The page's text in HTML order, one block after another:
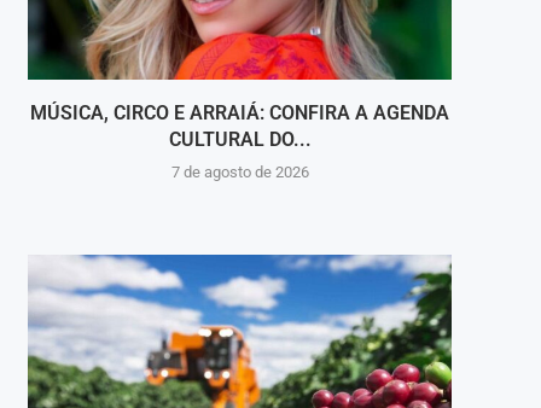
MÚSICA, CIRCO E ARRAIÁ: CONFIRA A AGENDA
CULTURAL DO...
7 de agosto de 2026